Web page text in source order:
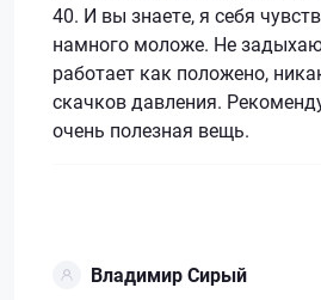
40. И вы знаете, я себя
намного моложе. Не
работает как положено,
скачков давления.
очень полезная вещь.
Владимир Сирый